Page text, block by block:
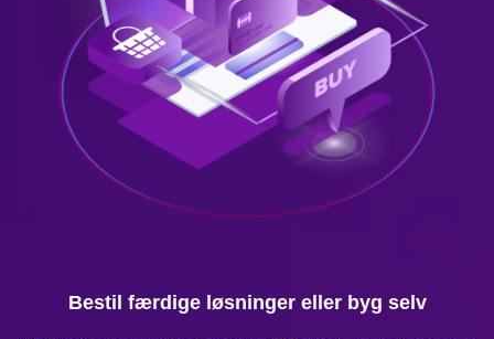
Bestil færdige løsninger eller byg selv